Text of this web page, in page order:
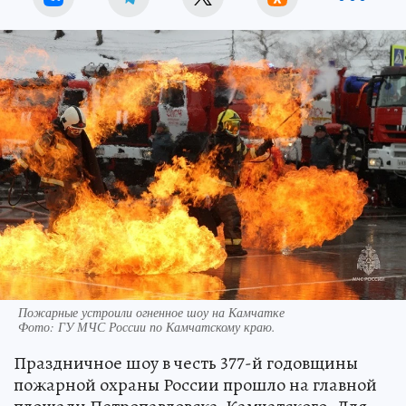
Пожарные устроили огненное шоу на Камчатке
Фото: ГУ МЧС России по Камчатскому краю.
Праздничное шоу в честь 377-й годовщины
пожарной охраны России прошло на главной